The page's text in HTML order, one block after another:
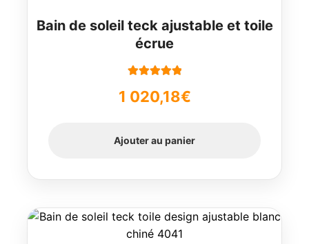
Bain de soleil teck ajustable et toile
écrue
5
1 020,18€
Ajouter au panier